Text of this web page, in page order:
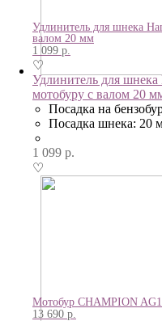
Удлинитель для шнека
валом 20 мм
1 099 р.
♡
Удлинитель для
мотобуру с валом 20
Посадка на
Посадка шнека: 20
1 099 р.
♡
Мотобур CHAMPION
13 690 р.